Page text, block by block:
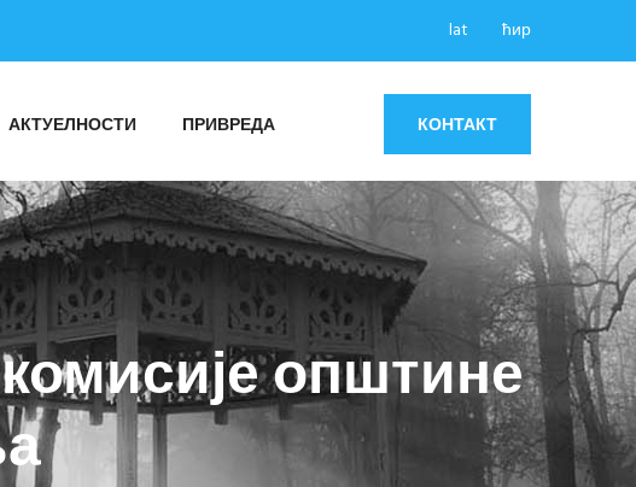
lat ћир
АКТУЕЛНОСТИ ПРИВРЕДА КОНТАКТ
општине